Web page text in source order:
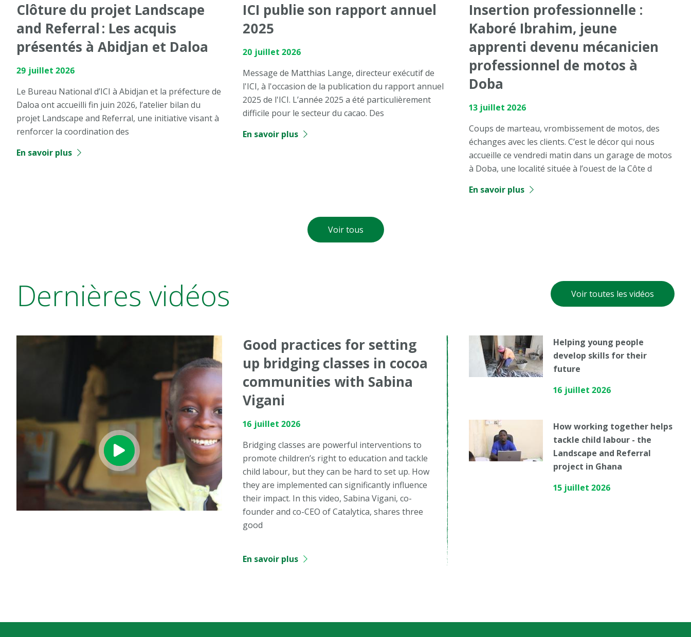
Clôture du projet Landscape
and Referral : Les acquis
présentés à Abidjan et Daloa
29 juillet 2026
Le Bureau National d’ICI à Abidjan et la préfecture de
Daloa ont accueilli fin juin 2026, l’atelier bilan du
projet Landscape and Referral, une initiative visant à
renforcer la coordination des
En savoir plus
ICI publie son rapport annuel
2025
20 juillet 2026
Message de Matthias Lange, directeur exécutif de
l'ICI, à l'occasion de la publication du rapport annuel
2025 de l'ICI. L’année 2025 a été particulièrement
difficile pour le secteur du cacao. Des
En savoir plus
Insertion professionnelle :
Kaboré Ibrahim, jeune
apprenti devenu mécanicien
professionnel de motos à
Doba
13 juillet 2026
Coups de marteau, vrombissement de motos, des
échanges avec les clients. C’est le décor qui nous
accueille ce vendredi matin dans un garage de motos
à Doba, une localité située à l’ouest de la Côte d
En savoir plus
Voir tous
Voir toutes les vidéos
Dernières vidéos
Good practices for setting
up bridging classes in cocoa
communities with Sabina
Vigani
16 juillet 2026
Bridging classes are powerful interventions to
promote children’s right to education and tackle
child labour, but they can be hard to set up. How
they are implemented can significantly influence
their impact. In this video, Sabina Vigani, co-
founder and co-CEO of Catalytica, shares three
good
En savoir plus
Helping young people
develop skills for their
future
16 juillet 2026
How working together helps
tackle child labour - the
Landscape and Referral
project in Ghana
15 juillet 2026